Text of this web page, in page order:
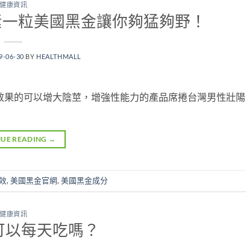
健康資訊
粒美國黑金讓你夠猛夠野！
06-30 BY HEALTHMALL
的可以增大陰莖，增強性能力的產品席捲台灣男性壯陽
READING →
, 美國黑金官網, 美國黑金成分
健康資訊
每天吃嗎？